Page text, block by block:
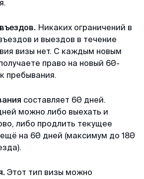
При учете что я хотела
центр в питере,
список документов, но
на подачу (ожидание
более месяца). Уже
2025
Никаких ограничений в
и выездов в течение
визы нет. С каждым новым
право на новый 60-
пребывания.
составляет 60 дней.
можно либо выехать и
либо продлить текущее
на 60 дней (максимум до 180
Этот тип визы можно